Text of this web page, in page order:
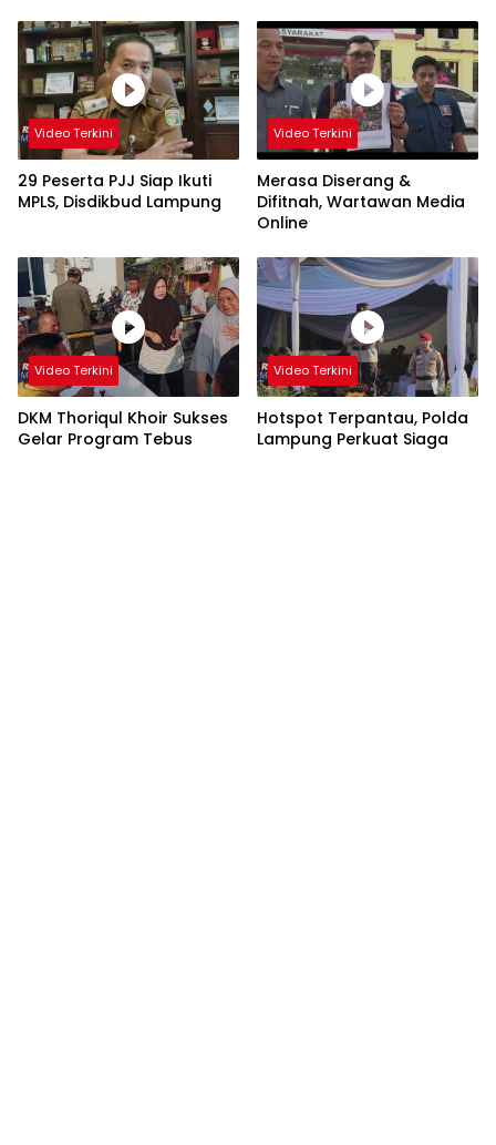
Video Terkini
29 Peserta PJJ Siap Ikuti
MPLS, Disdikbud Lampung
Video Terkini
Merasa Diserang &
Difitnah, Wartawan Media
Online
Video Terkini
DKM Thoriqul Khoir Sukses
Gelar Program Tebus
Video Terkini
Hotspot Terpantau, Polda
Lampung Perkuat Siaga